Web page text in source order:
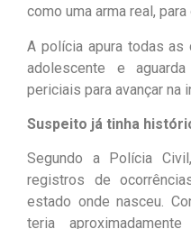
como uma arma real,
A polícia apura todas as
adolescente e
periciais para avançar na
Suspeito já tinha
Segundo a Polícia
registros de
estado onde nasceu.
teria